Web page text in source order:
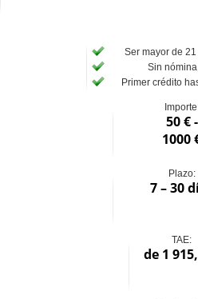
Ser mayor de
Sin
Primer crédito
50 € -
1000
Plazo:
7 – 30
TAE:
de 1